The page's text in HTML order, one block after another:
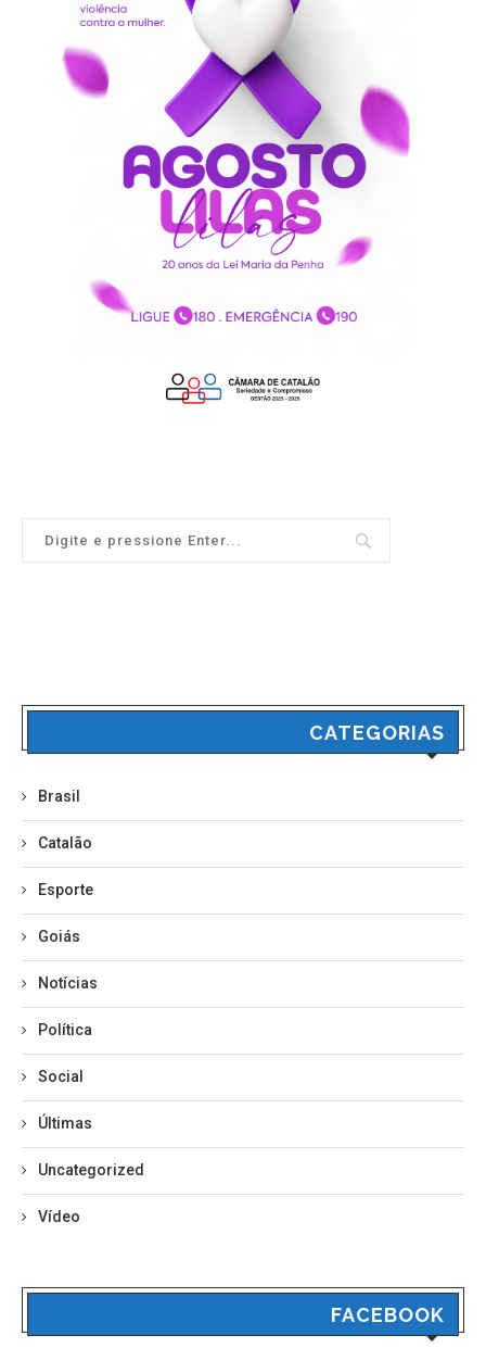
CATEGORIAS
Brasil
Catalão
Esporte
Goiás
Notícias
Política
Social
Últimas
Uncategorized
Vídeo
FACEBOOK